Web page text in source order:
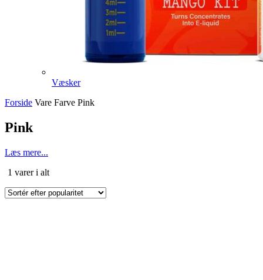
Væsker
Forside Vare Farve Pink
Pink
Læs mere...
1 varer i altSorteret
popularitet